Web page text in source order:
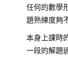
任何的數學
題熟練度夠
本身上課時
一段的解題